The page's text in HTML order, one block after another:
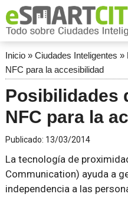
Inicio» Ciudades Inteligentes »
NFC para la accesibilidad
Posibilidades
NFC para la
Publicado: 13/03/2014
La tecnología de
Communication) ayuda a
independencia a las